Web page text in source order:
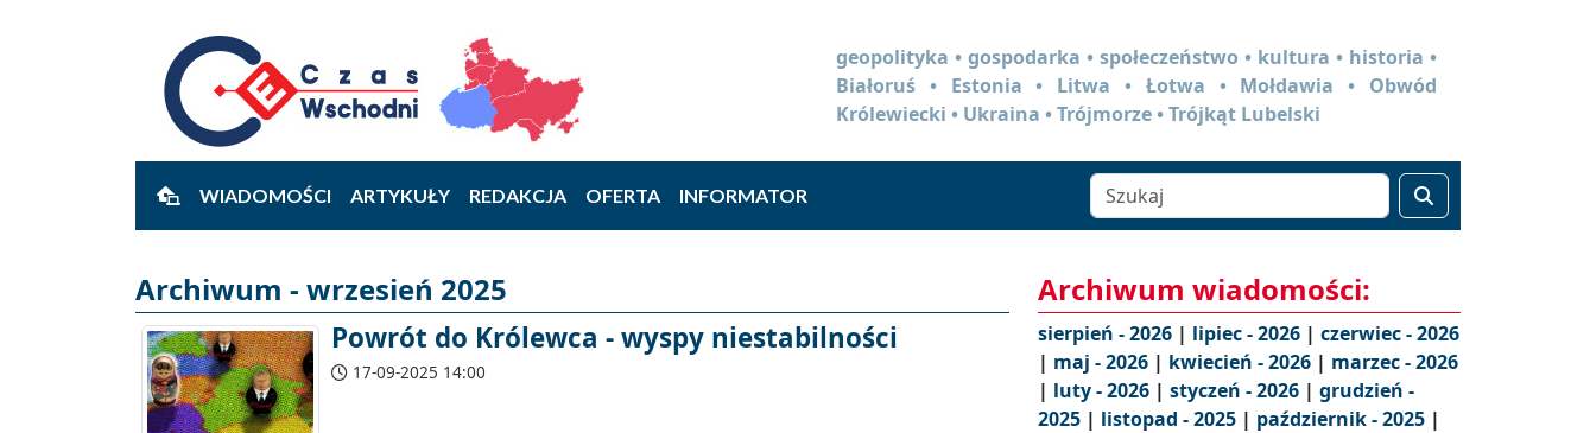
geopolityka • gospodarka • społeczeństwo • kultura • historia •
Białoruś • Estonia • Litwa • Łotwa • Mołdawia • Obwód
Królewiecki • Ukraina • Trójmorze • Trójkąt Lubelski
WIADOMOŚCI ARTYKUŁY REDAKCJA OFERTA INFORMATOR
Archiwum - wrzesień 2025
Powrót do Królewca - wyspy niestabilności
17-09-2025 14:00
Archiwum wiadomości:
sierpień - 2026 | lipiec - 2026 | czerwiec - 2026
| maj - 2026 | kwiecień - 2026 | marzec - 2026
| luty - 2026 | styczeń - 2026 | grudzień -
2025 | listopad - 2025 | październik - 2025 |